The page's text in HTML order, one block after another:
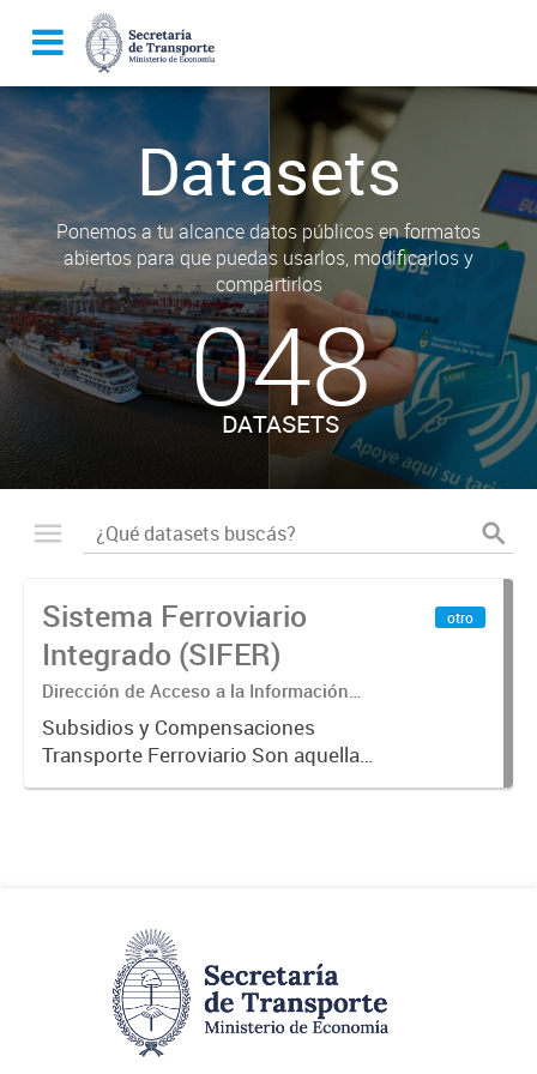
Datasets
Ponemos a tu alcance datos públicos en formatos
abiertos para que puedas usarlos, modificarlos y
compartirlos
048
DATASETS
Sistema Ferroviario
Integrado (SIFER)
Dirección de Acceso a la Información
Pública y Transparencia
Subsidios y Compensaciones
Transporte Ferroviario Son aquellas
transferencias realizadas por la
otro